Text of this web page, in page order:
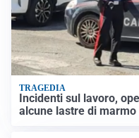
TRAGEDIA
Incidenti sul lavoro,
alcune lastre di marmo